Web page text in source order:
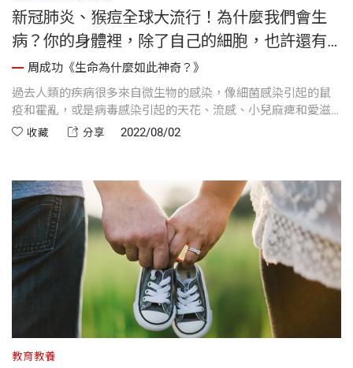
新冠肺炎、猴痘全球大流行！為什麼我們會生
病？你的身體裡，除了自己的細胞，也許還有
別的「客人」！
周成功《生命為什麼如此神奇？》
過去人類的疾病很多來自微生物的感染，像細菌感染引起的鼠
疫和霍亂，或是病毒感染引起的天花、流感、小兒麻痺和愛滋
病等等。隨著醫學科技的進步，我們的壽命大幅度的延長，卻
收藏 分享 2022/08/02
教育教養